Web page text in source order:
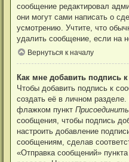
сообщение редактировал
они могут сами написать о
усмотрению. Учтите, что
удалить сообщение, если на
Вернуться к началу
Как мне добавить подпись
Чтобы добавить подпись к
создать её в личном
флажком пункт
сообщения, чтобы подпись
настроить добавление
сообщениям, сделав
«Отправка сообщений»